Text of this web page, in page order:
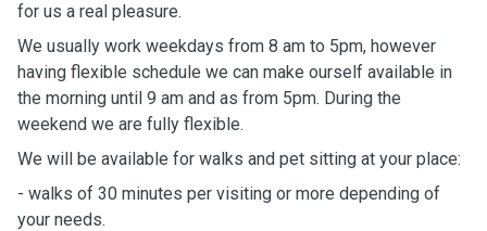
for us a real pleasure.
We usually work weekdays from 8 am to 5pm, however
having flexible schedule we can make ourself available in
the morning until 9 am and as from 5pm. During the
weekend we are fully flexible.
We will be available for walks and pet sitting at your place:
- walks of 30 minutes per visiting or more depending of
your needs.